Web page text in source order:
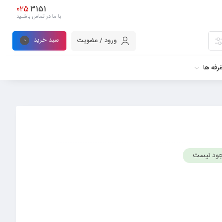
3151
025
با ما در تماس باشـید
ورود / عضویت سبد خرید 0
غرفه ها
نیست